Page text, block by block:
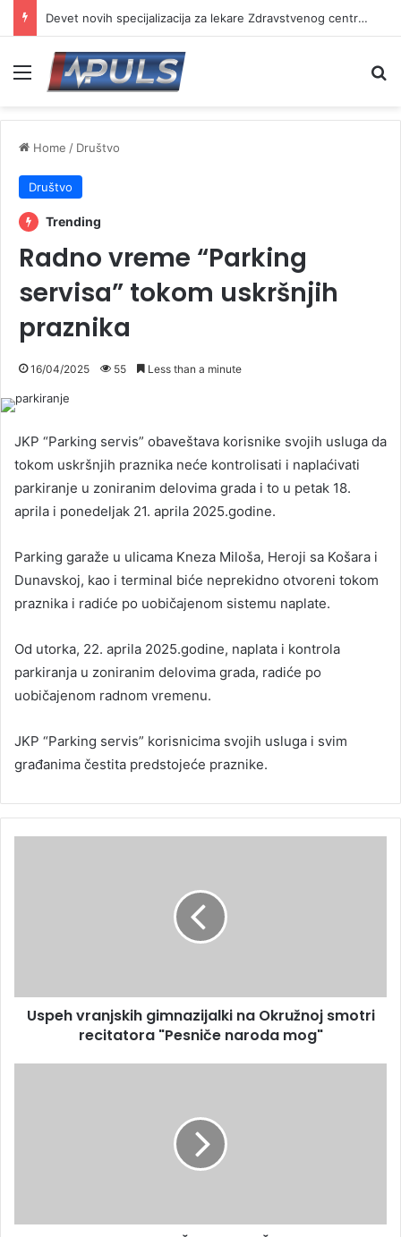
Devet novih specijalizacija za lekare Zdravstvenog centra Vranje
Menu
Home / Društvo
Društvo
Trending
Radno vreme “Parking
servisa” tokom uskršnjih
praznika
16/04/2025 55 Less than a minute
JKP “Parking servis” obaveštava korisnike svojih usluga da
tokom uskršnjih praznika neće kontrolisati i naplaćivati
parkiranje u zoniranim delovima grada i to u petak 18.
aprila i ponedeljak 21. aprila 2025.godine.
Parking garaže u ulicama Kneza Miloša, Heroji sa Košara i
Dunavskoj, kao i terminal biće neprekidno otvoreni tokom
praznika i radiće po uobičajenom sistemu naplate.
Od utorka, 22. aprila 2025.godine, naplata i kontrola
parkiranja u zoniranim delovima grada, radiće po
uobičajenom radnom vremenu.
JKP “Parking servis” korisnicima svojih usluga i svim
građanima čestita predstojeće praznike.
Uspeh vranjskih gimnazijalki na Okružnoj smotri
recitatora "Pesniče naroda mog"